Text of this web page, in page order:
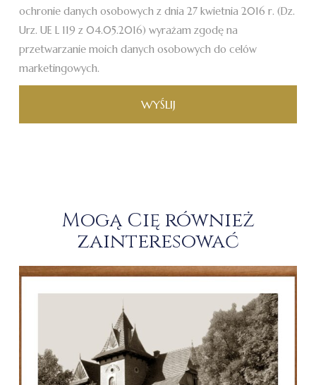
ochronie danych osobowych z dnia 27 kwietnia 2016 r. (Dz.
Urz. UE L 119 z 04.05.2016) wyrażam zgodę na
przetwarzanie moich danych osobowych do celów
marketingowych.
WYŚLIJ
Mogą Cię również
zainteresować